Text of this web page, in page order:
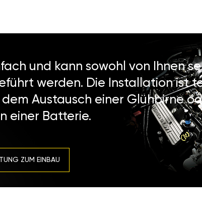
und kann sowohl von Ihnen
werden. Die Installation ist
Austausch einer Glühbirne
einer Batterie.
ZUM EINBAU